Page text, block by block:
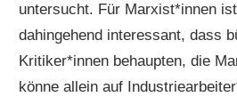
untersucht. Für Marxist*innen
dahingehend interessant, dass
Kritiker*innen behaupten, die
könne allein auf